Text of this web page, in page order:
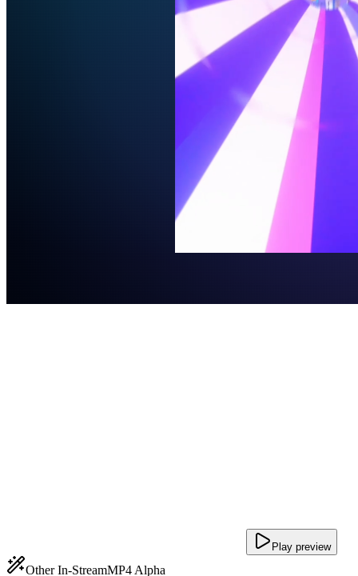
Play preview
Other In-StreamMP4 Alpha